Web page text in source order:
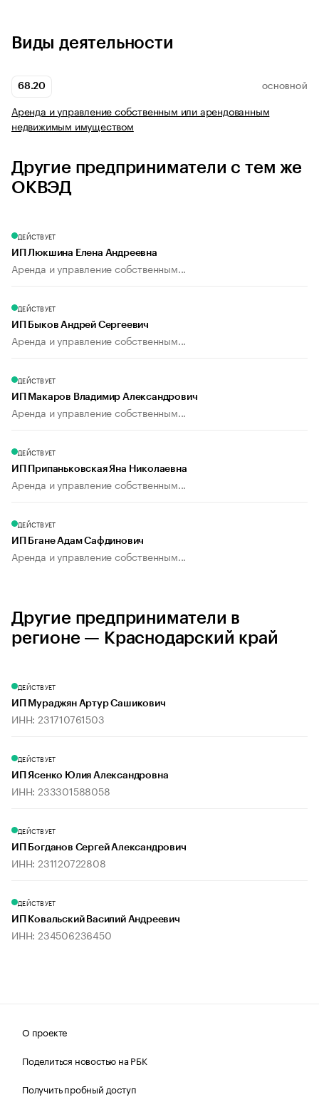
Виды деятельности
68.20 ОСНОВНОЙ
Аренда и управление собственным или арендованным
недвижимым имуществом
Другие предприниматели с тем же
ОКВЭД
ДЕЙСТВУЕТ
ИП Люкшина Елена Андреевна
Аренда и управление собственным...
ДЕЙСТВУЕТ
ИП Быков Андрей Сергеевич
Аренда и управление собственным...
ДЕЙСТВУЕТ
ИП Макаров Владимир Александрович
Аренда и управление собственным...
ДЕЙСТВУЕТ
ИП Припаньковская Яна Николаевна
Аренда и управление собственным...
ДЕЙСТВУЕТ
ИП Бгане Адам Сафдинович
Аренда и управление собственным...
Другие предприниматели в
регионе — Краснодарский край
ДЕЙСТВУЕТ
ИП Мураджян Артур Сашикович
ИНН: 231710761503
ДЕЙСТВУЕТ
ИП Ясенко Юлия Александровна
ИНН: 233301588058
ДЕЙСТВУЕТ
ИП Богданов Сергей Александрович
ИНН: 231120722808
ДЕЙСТВУЕТ
ИП Ковальский Василий Андреевич
ИНН: 234506236450
О проекте
Поделиться новостью на РБК
Получить пробный доступ